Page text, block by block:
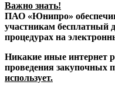
Важно знать!
ПАО «Юнипро»
участникам бесплатный
процедурах на
Никакие иные интернет
проведения
использует.